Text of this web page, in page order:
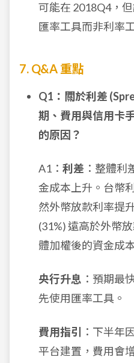
可能在 2018Q4，
匯率工具而非利率
7. Q&A 重點
Q1：關於利差
期、費用與信用卡
的原因？
A1： 利差 ：整體利
金成本上升。台幣
然外幣放款利率提
(31%) 遠高於外幣
體加權後的資金成
央行升息 ：預期最
先使用匯率工具。
費用指引
：下半年
平台建置，費用會